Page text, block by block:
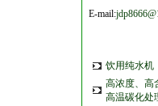
E-mail:
饮用纯水机
高浓度、高
高温碳化处